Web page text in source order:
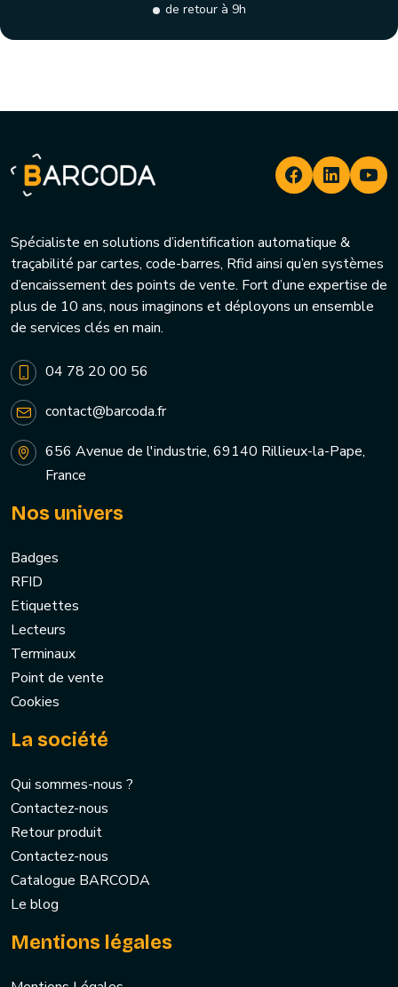
de retour à 9h
Spécialiste en solutions d’identification automatique &
traçabilité par cartes, code-barres, Rfid ainsi qu’en systèmes
d’encaissement des points de vente. Fort d’une expertise de
plus de 10 ans, nous imaginons et déployons un ensemble
de services clés en main.
04 78 20 00 56
contact@barcoda.fr
656 Avenue de l'industrie, 69140 Rillieux-la-Pape,
France
Nos univers
Badges
RFID
Etiquettes
Lecteurs
Terminaux
Point de vente
Cookies
La société
Qui sommes-nous ?
Contactez-nous
Retour produit
Contactez-nous
Catalogue BARCODA
Le blog
Mentions légales